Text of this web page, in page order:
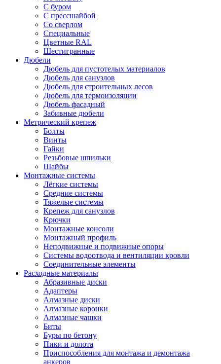
С буром
С прессшайбой
Со сверлом
Специальные
Цветные RAL
Шестигранные
Дюбели
Дюбель для пустотелых материалов
Дюбель для санузлов
Дюбель для строительных лесов
Дюбель для термоизоляции
Дюбель фасадный
Забивные дюбели
Метрический крепеж
Болты
Винты
Гайки
Резьбовые шпильки
Шайбы
Монтажные системы
Лёгкие системы
Средние системы
Тяжелые системы
Крепеж для санузлов
Крючки
Монтажные консоли
Монтажный профиль
Неподвижные и подвижные опоры
Системы водоотвода и вентиляции кровли
Соединительные элементы
Расходные материалы
Абразивные диски
Адаптеры
Алмазные диски
Алмазные коронки
Алмазные чашки
Биты
Буры по бетону
Пики и долота
Приспособления для монтажа и демонтажа
анкеров